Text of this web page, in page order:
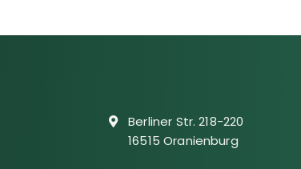
Berliner Str. 218-220
16515 Oranienburg